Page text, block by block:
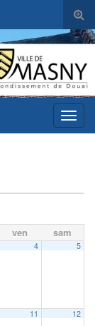
ven sam
4 5
11 12